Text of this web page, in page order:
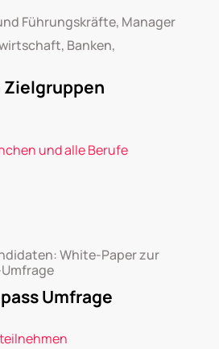
Führungskräfte, Manager
Banken,
Zielgruppen
und alle Berufe
White-Paper zur
Umfrage